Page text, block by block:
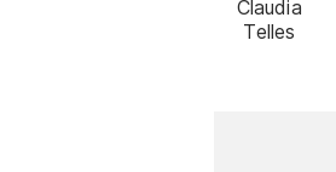
Claudia
Telles